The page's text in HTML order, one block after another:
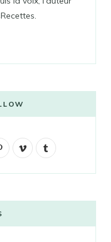
P
e
V
o
l